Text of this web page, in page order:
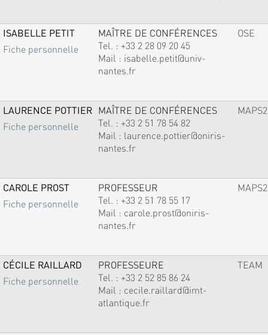
ISABELLE PETIT
Fiche personnelle
MAÎTRE DE CONFÉRENCES
Tel. : +33 2 28 09 20 45
Mail : isabelle.petit@univ-
nantes.fr
OSE
LAURENCE POTTIER
Fiche personnelle
MAÎTRE DE CONFÉRENCES
Tel. : +33 2 51 78 54 82
Mail : laurence.pottier@oniris-
nantes.fr
MAPS2
CAROLE PROST
Fiche personnelle
PROFESSEUR
Tel. : +33 2 51 78 55 17
Mail : carole.prost@oniris-
nantes.fr
MAPS2
CÉCILE RAILLARD
Fiche personnelle
PROFESSEURE
Tel. : +33 2 52 85 86 24
Mail : cecile.raillard@imt-
atlantique.fr
TEAM